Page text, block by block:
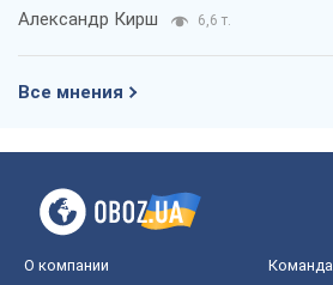
Александр Кирш 6,6 т.
Все мнения
О компании Команда